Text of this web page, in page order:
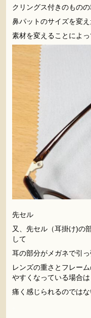
クリングス付きのものの
鼻パットのサイズを変え
素材を変えることによ
先セル
又、先セル（耳掛け)の
して
耳の部分がメガネで引
レンズの重さとフレー
やすくなっている場合は
痛く感じられるのではな